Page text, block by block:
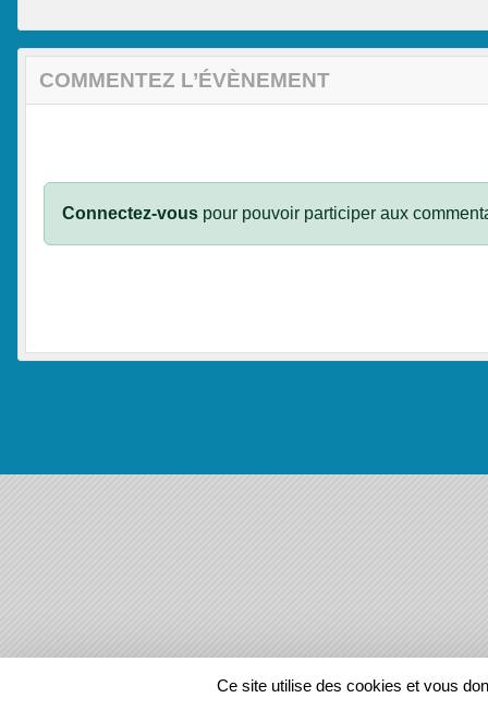
COMMENTEZ L’ÉVÈNEMENT
Connectez-vous pour pouvoir participer aux
REGIONS
Ce site utilise des cookies et vous